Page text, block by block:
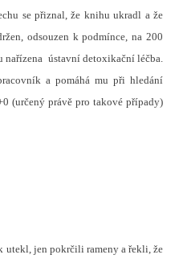
se přiznal, že knihu ukradl a že
odsouzen k podmínce, na 200
nařízena ústavní detoxikační léčba.
a pomáhá mu při hledání
(určený právě pro takové případy)
jen pokrčili rameny a řekli, že